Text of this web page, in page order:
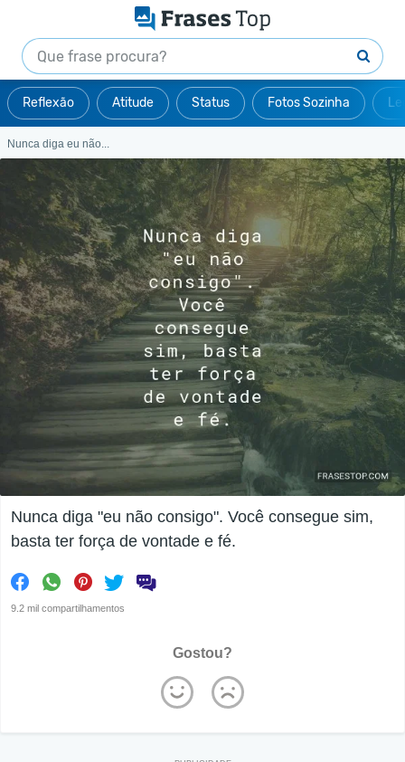
Reflexão Atitude Status Fotos Sozinha
Nunca diga eu não...
Nunca diga "eu não consigo". Você consegue sim,
basta ter força de vontade e fé.
9.2 mil compartilhamentos
Gostou?